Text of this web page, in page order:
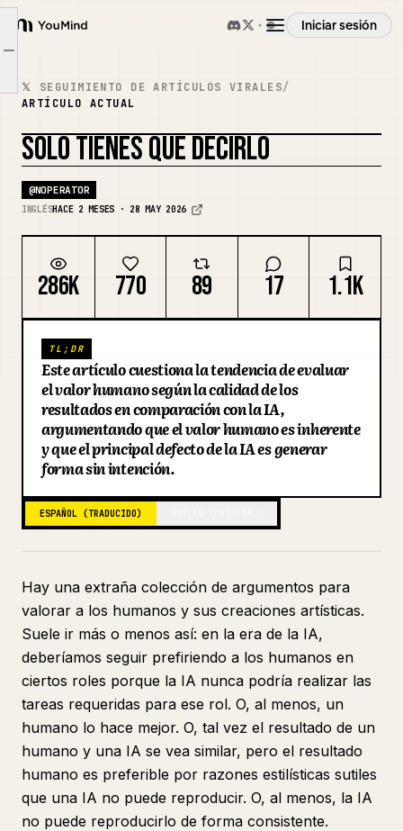
YouMind
Iniciar sesión
Resumen
Casos de uso
Habilidades
Prompts
Descargar
Blog
𝕏 SEGUIMIENTO DE ARTÍCULOS VIRALES/
ARTÍCULO ACTUAL
REMEZCLAR PORTADA
SOLO TIENES QUE DECIRLO
@NOPERATOR
INGLÉSHACE 2 MESES · 28 MAY 2026
286K 770 89 17 1.1K
TL;DR
Este artículo cuestiona la tendencia de evaluar
el valor humano según la calidad de los
resultados en comparación con la IA,
argumentando que el valor humano es inherente
y que el principal defecto de la IA es generar
forma sin intención.
ESPAÑOL (TRADUCIDO)
Hay una extraña colección de argumentos para
valorar a los humanos y sus creaciones artísticas.
Suele ir más o menos así: en la era de la IA,
deberíamos seguir prefiriendo a los humanos en
ciertos roles porque la IA nunca podría realizar las
tareas requeridas para ese rol. O, al menos, un
humano lo hace mejor. O, tal vez el resultado de un
humano y una IA se vea similar, pero el resultado
humano es preferible por razones estilísticas sutiles
que una IA no puede reproducir. O, al menos, la IA
no puede reproducirlo de forma consistente.